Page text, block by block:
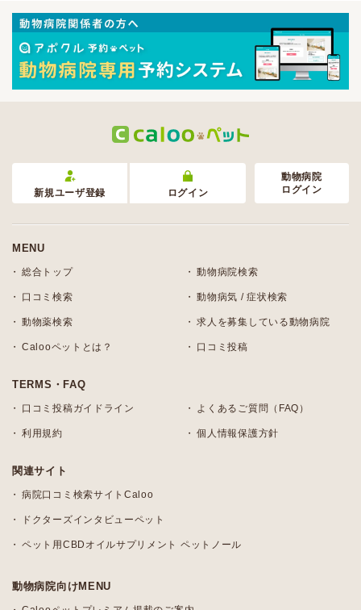
新規ユーザ登録 ログイン
動物病院
ログイン
MENU
総合トップ 動物病院検索
口コミ検索 動物病気 / 症状検索
動物薬検索 求人を募集している動物病院
Calooペットとは？ 口コミ投稿
TERMS・FAQ
口コミ投稿ガイドライン よくあるご質問（FAQ）
利用規約 個人情報保護方針
関連サイト
病院口コミ検索サイトCaloo
ドクターズインタビューペット
ペット用CBDオイルサプリメント ペットノール
動物病院向けMENU